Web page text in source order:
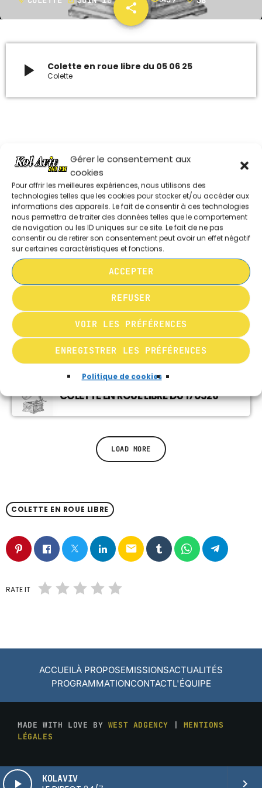
Gérer le consentement aux
cookies
Pour offrir les meilleures expériences, nous utilisons des
technologies telles que les cookies pour stocker et/ou accéder aux
informations des appareils. Le fait de consentir à ces technologies
nous permettra de traiter des données telles que le comportement
de navigation ou les ID uniques sur ce site. Le fait de ne pas
consentir ou de retirer son consentement peut avoir un effet négatif
sur certaines caractéristiques et fonctions.
ACCEPTER
REFUSER
VOIR LES PRÉFÉRENCES
ENREGISTRER LES PRÉFÉRENCES
Politique de cookies
play_arrow KOLAVIV keyboard_arrow_right
ARCHIVES
janvier 2024
juin 2023
UPCOMING SHOWS
MUSIQUE CHABBATIQUE
17:00 - 19:00
MUSIQUE CHABBATIQUE
07:00 - 08:00
MUSIQUE CHABBATIQUE
share
38
email
play_arrow Colette en roue libre du 05 06 25
Colette
COLETTE EN ROUE LIBRE DU 210626
COLETTE EN ROUE LIBRE DU 140626
COLETTE EN ROUE LIBRE DU 310526
COLETTE EN ROUE LIBRE DU 170526
LOAD MORE
COLETTE EN ROUE LIBRE
email
RATE IT
ACCUEILÀ PROPOSEMISSIONSACTUALITÉS
PROGRAMMATIONCONTACTL'ÉQUIPE
MADE WITH LOVE BY WEST ADGENCY | MENTIONS
LÉGALES